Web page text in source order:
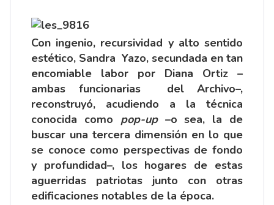
Con ingenio, recursividad y alto sentido
estético, Sandra Yazo, secundada en tan
encomiable labor por Diana Ortiz –
ambas funcionarias del Archivo–,
reconstruyó, acudiendo a la técnica
conocida como pop-up–o sea, la de
buscar una tercera dimensión en lo que
se conoce como perspectivas de fondo
y profundidad–, los hogares de estas
aguerridas patriotas junto con otras
edificaciones notables de la época.